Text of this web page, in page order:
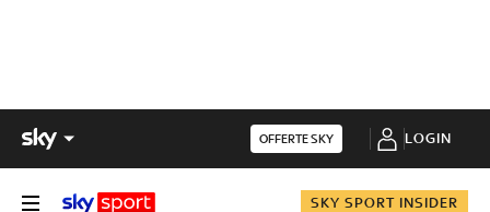
OFFERTE SKY LOGIN
SKY SPORT INSIDER